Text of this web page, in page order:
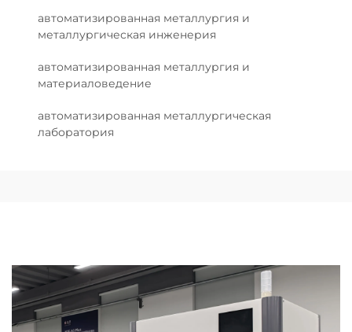
автоматизированная металлургия и
металлургическая инженерия
автоматизированная металлургия и
материаловедение
автоматизированная металлургическая
лаборатория